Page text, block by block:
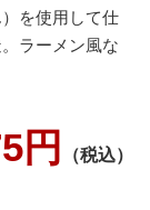
を使用して仕
ラーメン風な
円 （税込）